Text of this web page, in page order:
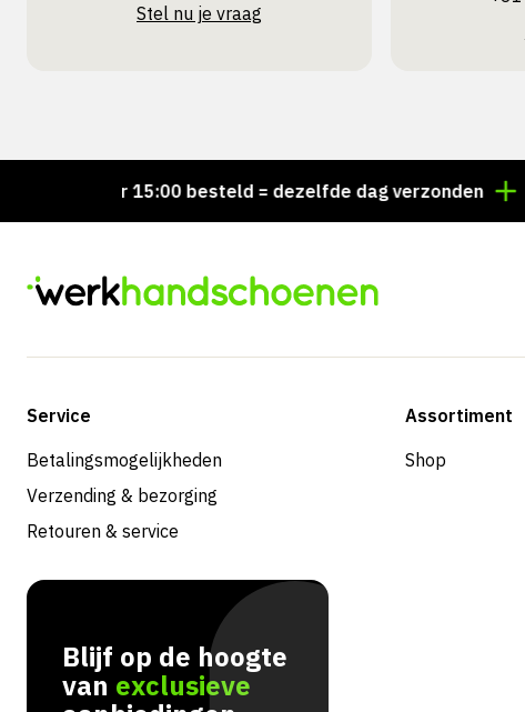
Stel nu je vraag
Voor 15:00 besteld = dezelfde dag verzonden
Service
Betalingsmogelijkheden
Verzending & bezorging
Retouren & service
Assortiment
Shop
Blijf op de hoogte
van exclusieve